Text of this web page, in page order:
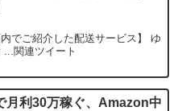
でご紹介した配送サービス】 ゆ
関連ツイート
月利30万稼ぐ、Amazon中